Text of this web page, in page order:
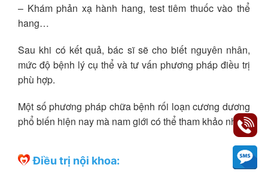
– Khám phản xạ hành hang, test tiêm thuốc vào thể
hang…
Sau khi có kết quả, bác sĩ sẽ cho biết nguyên nhân,
mức độ bệnh lý cụ thể và tư vấn phương pháp điều trị
phù hợp.
Một số phương pháp chữa bệnh rối loạn cương dương
phổ biến hiện nay mà nam giới có thể tham khảo như:
Điều trị nội khoa: